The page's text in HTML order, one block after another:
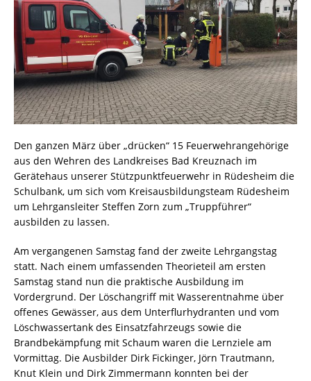
Den ganzen März über „drücken“ 15 Feuerwehrangehörige
aus den Wehren des Landkreises Bad Kreuznach im
Gerätehaus unserer Stützpunktfeuerwehr in Rüdesheim die
Schulbank, um sich vom Kreisausbildungsteam Rüdesheim
um Lehrgansleiter Steffen Zorn zum „Truppführer“
ausbilden zu lassen.
Am vergangenen Samstag fand der zweite Lehrgangstag
statt. Nach einem umfassenden Theorieteil am ersten
Samstag stand nun die praktische Ausbildung im
Vordergrund. Der Löschangriff mit Wasserentnahme über
offenes Gewässer, aus dem Unterflurhydranten und vom
Löschwassertank des Einsatzfahrzeugs sowie die
Brandbekämpfung mit Schaum waren die Lernziele am
Vormittag. Die Ausbilder Dirk Fickinger, Jörn Trautmann,
Knut Klein und Dirk Zimmermann konnten bei der